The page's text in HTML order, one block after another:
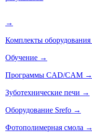
→
Комплекты оборудования
Обучение →
Программы CAD/CAM →
Зуботехнические печи →
Оборудование Srefo →
Фотополимерная смола →